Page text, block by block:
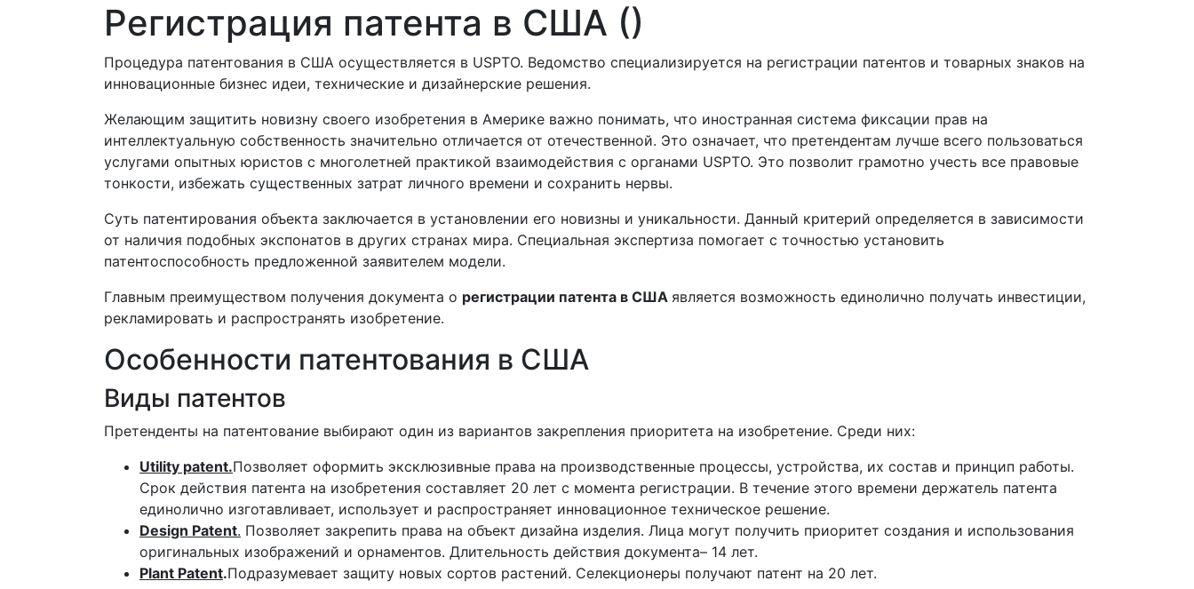
Регистрация патента в США ()
Процедура патентования в США осуществляется в USPTO. Ведомство специализируется на регистрации патентов и товарных знаков на
инновационные бизнес идеи, технические и дизайнерские решения.
Желающим защитить новизну своего изобретения в Америке важно понимать, что иностранная система фиксации прав на
интеллектуальную собственность значительно отличается от отечественной. Это означает, что претендентам лучше всего пользоваться
услугами опытных юристов с многолетней практикой взаимодействия с органами USPTO. Это позволит грамотно учесть все правовые
тонкости, избежать существенных затрат личного времени и сохранить нервы.
Суть патентирования объекта заключается в установлении его новизны и уникальности. Данный критерий определяется в зависимости
от наличия подобных экспонатов в других странах мира. Специальная экспертиза помогает с точностью установить
патентоспособность предложенной заявителем модели.
Главным преимуществом получения документа о регистрации патента в США является возможность единолично получать инвестиции,
рекламировать и распространять изобретение.
Особенности патентования в США
Виды патентов
Претенденты на патентование выбирают один из вариантов закрепления приоритета на изобретение. Среди них:
Utility patent.Позволяет оформить эксклюзивные права на производственные процессы, устройства, их состав и принцип работы.
Срок действия патента на изобретения составляет 20 лет с момента регистрации. В течение этого времени держатель патента
единолично изготавливает, использует и распространяет инновационное техническое решение.
Design Patent. Позволяет закрепить права на объект дизайна изделия. Лица могут получить приоритет создания и использования
оригинальных изображений и орнаментов. Длительность действия документа– 14 лет.
Plant Patent.Подразумевает защиту новых сортов растений. Селекционеры получают патент на 20 лет.